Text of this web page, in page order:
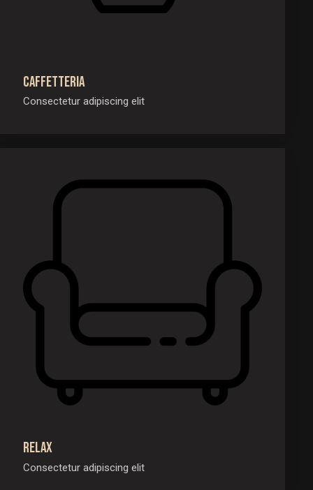
Caffetteria
Consectetur adipiscing elit
Relax
Consectetur adipiscing elit